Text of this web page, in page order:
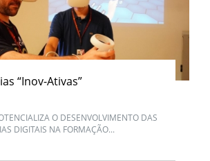
“Inov-Ativas”
O DESENVOLVIMENTO DAS
DIGITAIS NA FORMAÇÃO...